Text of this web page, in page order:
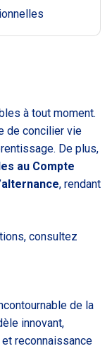
à tout moment.
de concilier vie
De plus,
au Compte
alternance, rendant
consultez
de la
innovant,
reconnaissance